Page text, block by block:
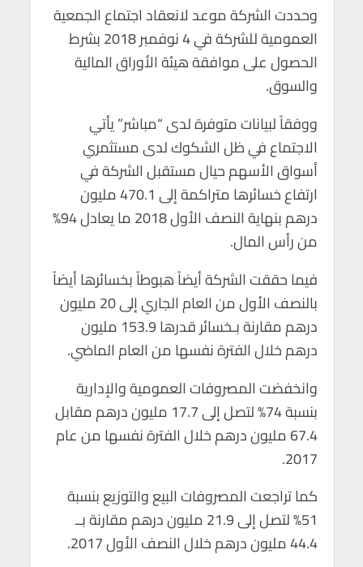
وحددت الشركة موعد لانعقاد اجتماع الجمعية
العمومية للشركة في 4 نوفمبر 2018 بشرط
الحصول على موافقة هيئة الأوراق المالية
والسوق.
ووفقاً لبيانات متوفرة لدى “مباشر” يأتي
الاجتماع في ظل الشكوك لدى مستثمري
أسواق الأسهم حيال مستقبل الشركة في
ارتفاع خسائرها متراكمة إلى 470.1 مليون
درهم بنهاية النصف الأول 2018 ما يعادل 94%
من رأس المال.
فيما حققت الشركة أيضاً هبوطاً بخسائرها أيضاً
بالنصف الأول من العام الجاري إلى 20 مليون
درهم مقارنة بـخسائر قدرها 153.9 مليون
درهم خلال الفترة نفسها من العام الماضي.
وانخفضت المصروفات العمومية والإدارية
بنسبة 74% لتصل إلى 17.7 مليون درهم مقابل
67.4 مليون درهم خلال الفترة نفسها من عام
2017.
كما تراجعت المصروفات البيع والتوزيع بنسبة
51% لتصل إلى 21.9 مليون درهم مقارنة بــ
44.4 مليون درهم خلال النصف الأول 2017.